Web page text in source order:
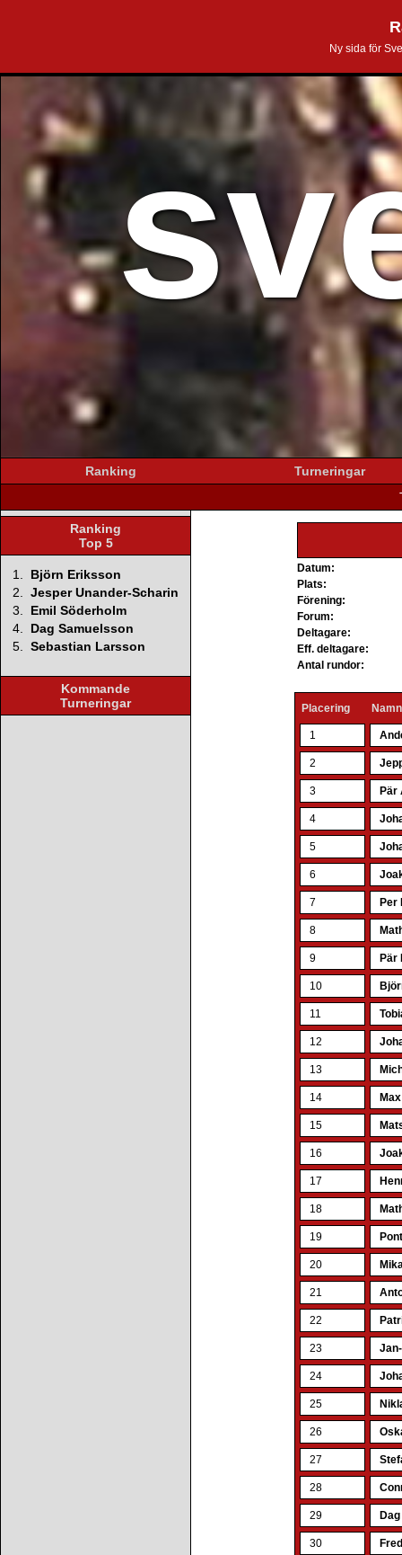
Ny sida för
Ranking
Turneringar
Ranking
Top 5
1.
Björn Eriksson
2. Jesper Unander-Scharin
3.
Emil Söderholm
4.
Dag Samuelsson
5. Sebastian Larsson
Kommande
Turneringar
Datum:
Plats:
Förening:
Forum:
Deltagare:
Eff. deltagare:
Antal rundor:
Placering Namn
1
2
3 Pär
4
5
6
7 Per
8
9 Pär
10
11
12
13
14
15
16
17
18
19
20
21
22
23
24
25
26
27
28
29
30